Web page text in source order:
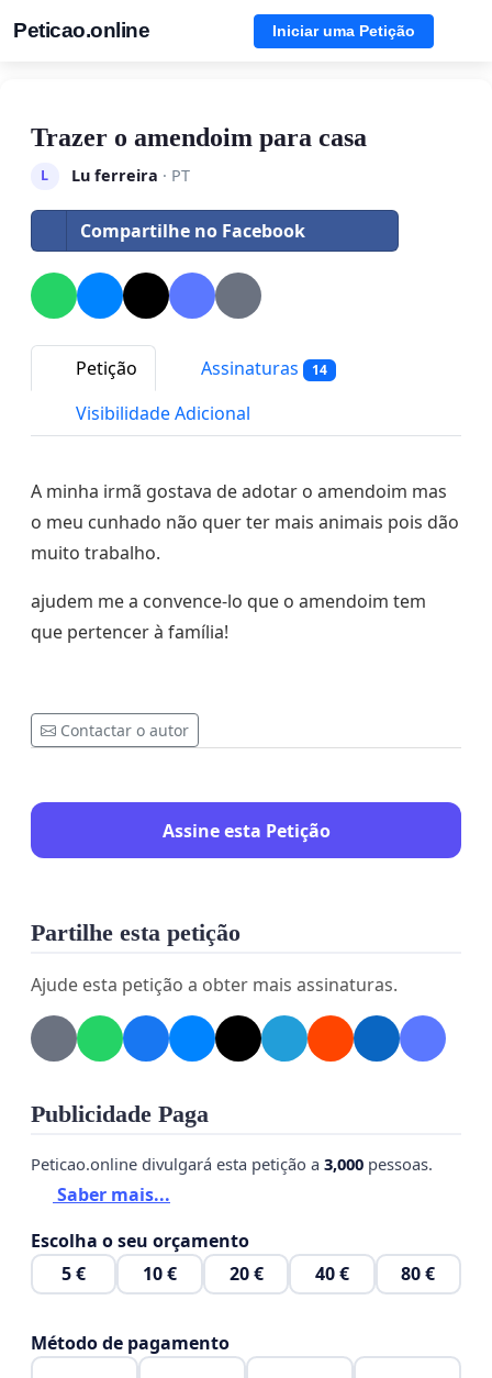
Peticao.online Iniciar uma Petição
Trazer o amendoim para casa
L Lu ferreira · PT
Compartilhe no Facebook
Petição Assinaturas 14
Visibilidade Adicional
A minha irmã gostava de adotar o amendoim mas
o meu cunhado não quer ter mais animais pois dão
muito trabalho.
ajudem me a convence-lo que o amendoim tem
que pertencer à família!
Contactar o autor
Assine esta Petição
Partilhe esta petição
Ajude esta petição a obter mais assinaturas.
Publicidade Paga
Peticao.online divulgará esta petição a 3,000 pessoas.
Saber mais...
Escolha o seu orçamento
5 €
10 € 20 € 40 € 80 €
Método de pagamento